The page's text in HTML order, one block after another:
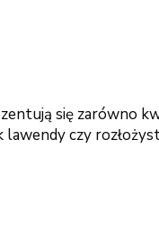
się zarówno
czy